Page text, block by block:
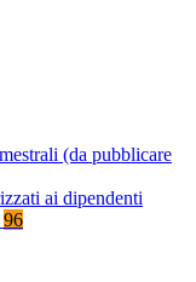
(da pubblicare
ai dipendenti
96